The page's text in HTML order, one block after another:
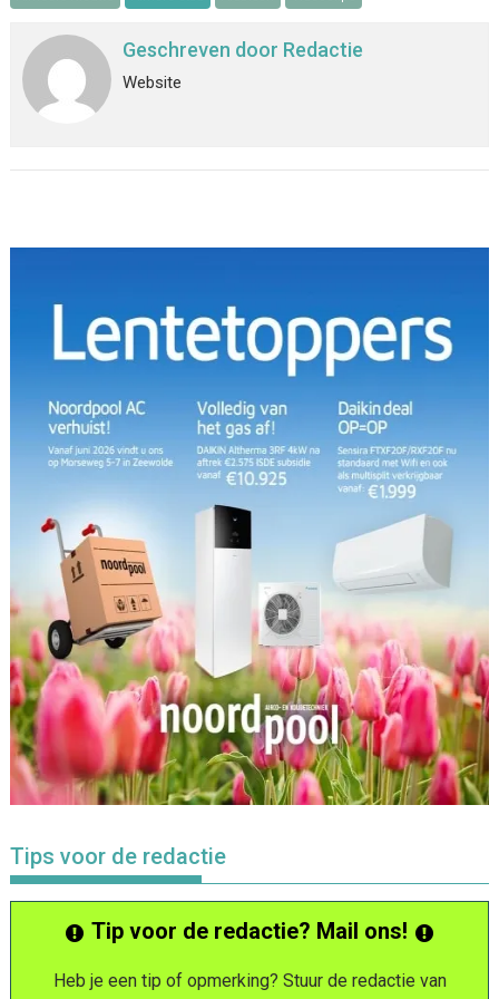
Geschreven door Redactie
Website
Tips voor de redactie
Tip voor de redactie? Mail ons!
Heb je een tip of opmerking? Stuur de redactie van